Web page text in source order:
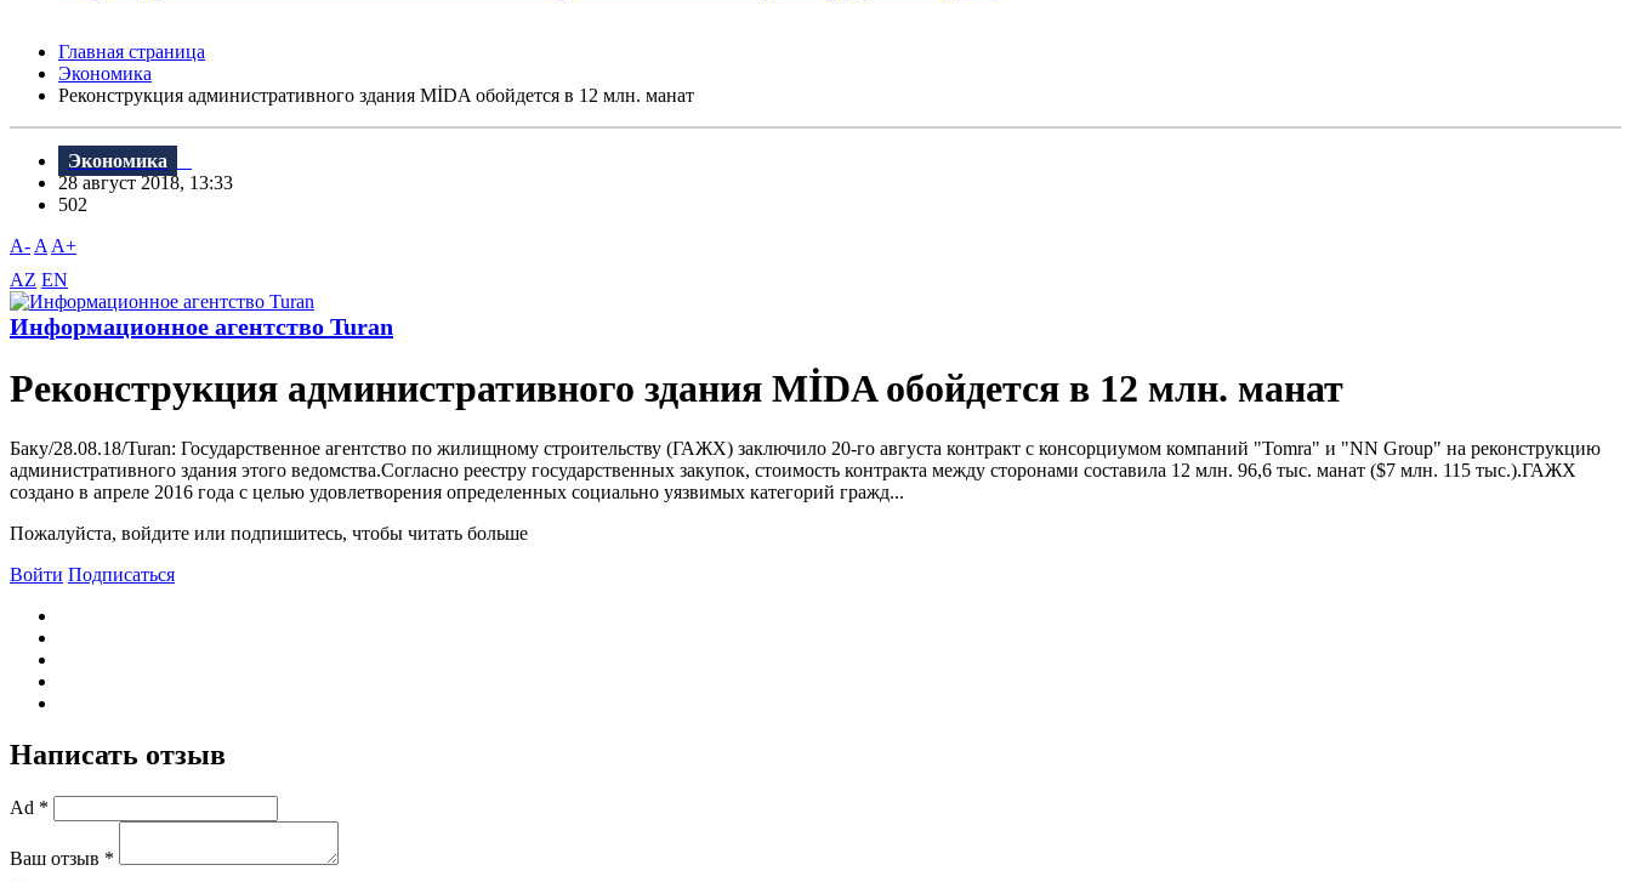
Главная страница
Экономика
Реконструкция административного здания MİDA обойдется в 12 млн. манат
Экономика
28 август 2018, 13:33
502
A- A A+
AZ EN
Информационное агентство Turan
Реконструкция административного здания MİDA обойдется в 12 млн. манат
Баку/28.08.18/Turan: Государственное агентство по жилищному строительству (ГАЖХ) заключило 20-го августа контракт с консорциумом компаний "Tomra" и "NN Group" на реконструкцию
административного здания этого ведомства.Согласно реестру государственных закупок, стоимость контракта между сторонами составила 12 млн. 96,6 тыс. манат ($7 млн. 115 тыс.).ГАЖХ
создано в апреле 2016 года с целью удовлетворения определенных социально уязвимых категорий гражд...
Пожалуйста, войдите или подпишитесь, чтобы читать больше
Войти Подписаться
Написать отзыв
Ad *
Ваш отзыв *